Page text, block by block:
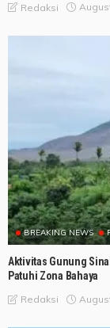
Redaksi
BREAKING NEWS
Aktivitas Gunung
Patuhi Zona Bahaya
Redaksi